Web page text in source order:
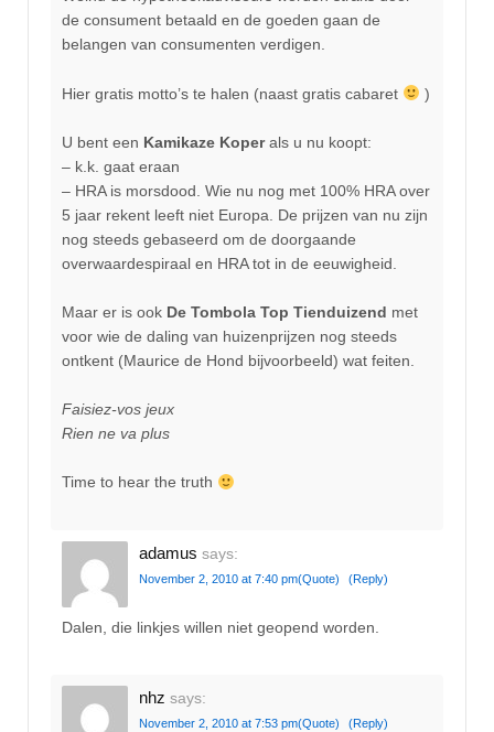
de consument betaald en de goeden gaan de
belangen van consumenten verdigen.
Hier gratis motto’s te halen (naast gratis cabaret )
U bent een Kamikaze Koperals u nu koopt:
– k.k. gaat eraan
– HRA is morsdood. Wie nu nog met 100% HRA over
5 jaar rekent leeft niet Europa. De prijzen van nu zijn
nog steeds gebaseerd om de doorgaande
overwaardespiraal en HRA tot in de eeuwigheid.
Maar er is ook De Tombola Top Tienduizend met
voor wie de daling van huizenprijzen nog steeds
ontkent (Maurice de Hond bijvoorbeeld) wat feiten.
Faisiez-vos jeux
Rien ne va plus
Time to hear the truth
adamus says:
November 2, 2010 at 7:40 pm(Quote) (Reply)
Dalen, die linkjes willen niet geopend worden.
nhz says:
November 2, 2010 at 7:53 pm(Quote) (Reply)